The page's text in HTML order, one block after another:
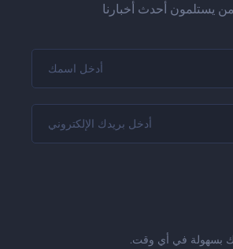
يستلمون أحدث أخبارنا
بسهولة في أي وقت.